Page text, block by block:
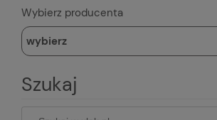
Wybierz producenta
Szukaj